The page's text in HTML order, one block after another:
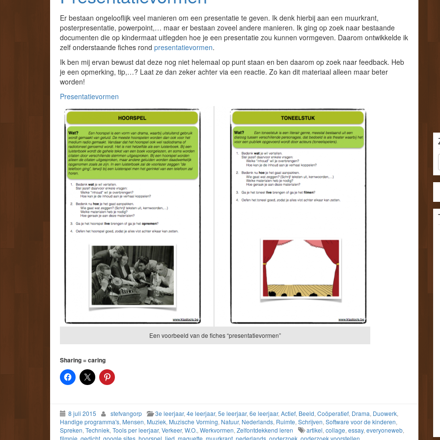
Er bestaan ongelooflijk veel manieren om een presentatie te geven. Ik denk hierbij aan een muurkrant,
posterpresentatie, powerpoint,… maar er bestaan zoveel andere manieren. Ik ging op zoek naar bestaande
documenten die op kindermaat uitlegden hoe je een presentatie zou kunnen vormgeven. Daarom ontwikkelde ik
zelf onderstaande fiches rond presentatievormen.
Ik ben mij ervan bewust dat deze nog niet helemaal op punt staan en ben daarom op zoek naar feedback. Heb
je een opmerking, tip,…? Laat ze dan zeker achter via een reactie. Zo kan dit materiaal alleen maar beter
worden!
Presentatievormen
Een voorbeeld van de fiches “presentatievormen”
Sharing = caring
8 juli 2015 stefvangorp 3e leerjaar, 4e leerjaar, 5e leerjaar, 6e leerjaar, Actief, Beeld, Coöperatief, Drama, Duowerk,
Handige programma's, Mensen, Muziek, Muzische Vorming, Natuur, Nederlands, Ruimte, Schrijven, Software voor de kinderen,
Spreken, Techniek, Tools per leerjaar, Verkeer, W.O., Werkvormen, Zelfontdekkend leren artikel, collage, essay, everyoneweb,
filmpje gedicht google sites hoorspel lied maquette muurkrant nederlands onderzoek onderzoek voorstellen